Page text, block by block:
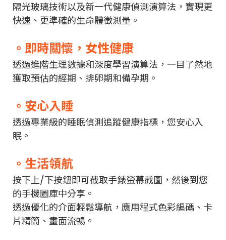
隔光玻璃技術以及新一代健康偵測演算法，實現更
快速、更準確的生命體徵測量。
。即時關懷，女性健康
透過進階生理數據和深度學習演算法，一目了然地
獲取預估的經期、排卵期和備孕期。
。安心入睡
透過專業級的睡眠偵測追蹤健康指標，您安心入
眠。
。生活領航
按下上/下按鈕即可截取手錶螢幕截圖，然後到您
的手機圖庫中分享。
透過優化的介面輕鬆導航，應用程式色彩編碼、卡
片精簡、畫面流暢。